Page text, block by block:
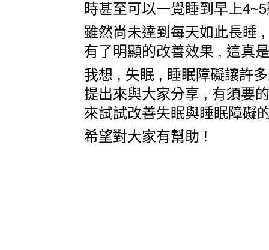
時甚至可以一覺睡到早上
雖然尚未達到每天如此長睡
有了明顯的改善效果 , 這真
我想 , 失眠 , 睡眠障礙讓許
提出來與大家分享 , 有須要
來試試改善失眠與睡眠障礙
希望對大家有幫助 !